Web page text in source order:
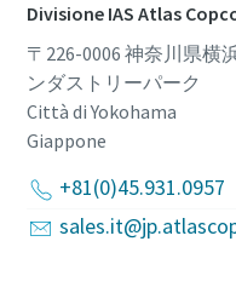
Divisione IAS Atlas
〒226-0006 神奈川県横
ンダストリーパーク
Città di Yokohama
Giappone
+81(0)45.931.0957